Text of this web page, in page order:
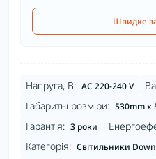
Швидке
Напруга, В: AC 220-240 V
Габаритні розміри: 530mm x
Гарантія: 3 роки
Категорія: Світильники